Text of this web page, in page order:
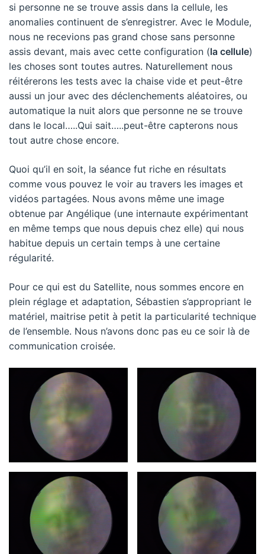
si personne ne se trouve assis dans la cellule, les
anomalies continuent de s’enregistrer. Avec le Module,
nous ne recevions pas grand chose sans personne
assis devant, mais avec cette configuration (la cellule)
les choses sont toutes autres. Naturellement nous
réitérerons les tests avec la chaise vide et peut-être
aussi un jour avec des déclenchements aléatoires, ou
automatique la nuit alors que personne ne se trouve
dans le local…..Qui sait…..peut-être capterons nous
tout autre chose encore.
Quoi qu’il en soit, la séance fut riche en résultats
comme vous pouvez le voir au travers les images et
vidéos partagées. Nous avons même une image
obtenue par Angélique (une internaute expérimentant
en même temps que nous depuis chez elle) qui nous
habitue depuis un certain temps à une certaine
régularité.
Pour ce qui est du Satellite, nous sommes encore en
plein réglage et adaptation, Sébastien s’appropriant le
matériel, maitrise petit à petit la particularité technique
de l’ensemble. Nous n’avons donc pas eu ce soir là de
communication croisée.